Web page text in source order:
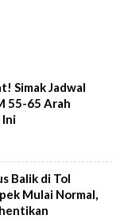
Simak Jadwal
55-65 Arah
Ini
Balik di Tol
Mulai Normal,